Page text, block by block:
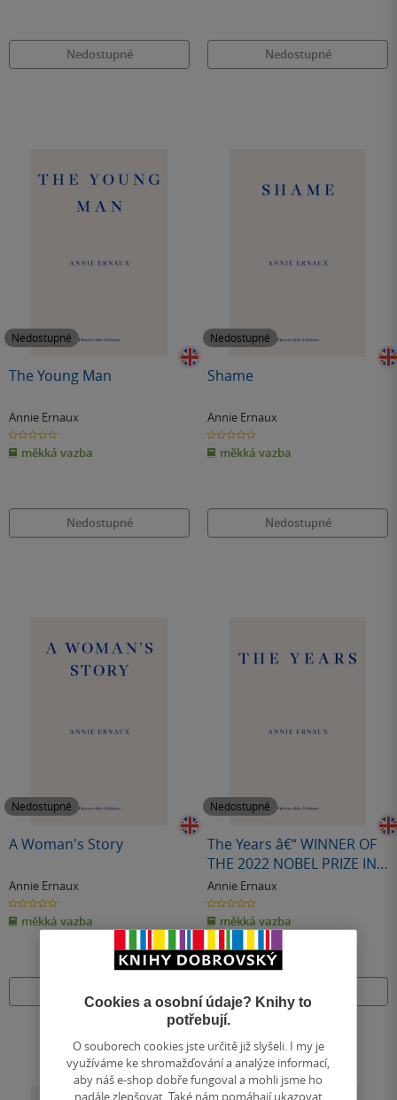
Nedostupné Nedostupné
Nedostupné
The Young Man
Annie Ernaux
0.0
z
5
hvězdiček
měkká vazba
Nedostupné
Nedostupné
Shame
Annie Ernaux
0.0
z
5
hvězdiček
měkká vazba
Nedostupné
Nedostupné
A Woman's Story
Annie Ernaux
0.0
z
5
hvězdiček
měkká vazba
Nedostupné
The Years â€“ WINNER OF
THE 2022 NOBEL PRIZE IN
LITERATURE
Annie Ernaux
0.0
z
5
hvězdiček
měkká vazba
Cookies a osobní údaje? Knihy to
potřebují.
O souborech cookies jste určitě již slyšeli. I my je
využíváme ke shromažďování a analýze informací,
aby náš e-shop dobře fungoval a mohli jsme ho
nadále zlepšovat. Také nám pomáhají ukazovat